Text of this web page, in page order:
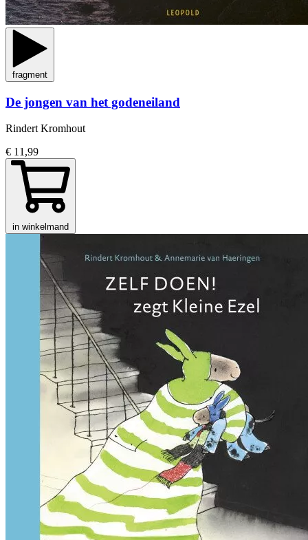
fragment
De jongen van het godeneiland
Rindert Kromhout
€ 11,99
in winkelmand